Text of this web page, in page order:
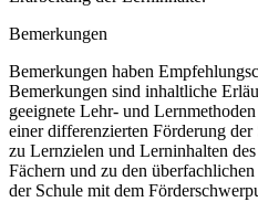
Bemerkungen
Bemerkungen haben
Bemerkungen sind inhaltliche
geeignete Lehr- und
einer differenzierten Förderung der
zu Lernzielen und Lerninhalten
Fächern und zu den
der Schule mit dem